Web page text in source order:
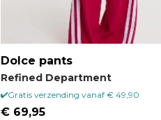
Dolce pants
Refined Department
Gratis verzending vanaf € 49,90
€ 69,95